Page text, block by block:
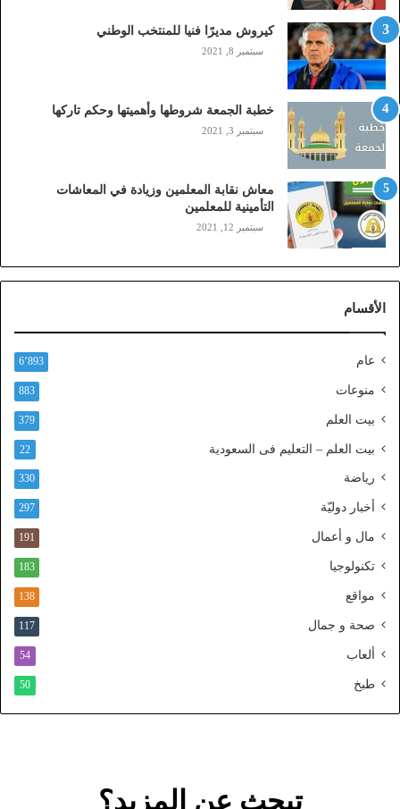
,
م
و
ب
ا
ي
ل
ي
ز
ي
ن
)
ا
ل
ف
ا
ا
ل
ط
ا
م
و
د
كيروش مديرًا فنيا للمنتخب الوطني
سبتمبر 8, 2021
خطبة الجمعة شروطها وأهميتها وحكم تاركها
سبتمبر 3, 2021
معاش نقابة المعلمين وزيادة في المعاشات
التأمينية للمعلمين
سبتمبر 12, 2021
الأقسام
عام 6٬893
منوعات 883
بيت العلم 379
بيت العلم – التعليم فى السعودية 22
رياضة 330
أخبار دوليّة 297
مال و أعمال 191
تكنولوجيا 183
مواقع 138
صحة و جمال 117
ألعاب 54
طبخ 50
تبحث عن المزيد؟